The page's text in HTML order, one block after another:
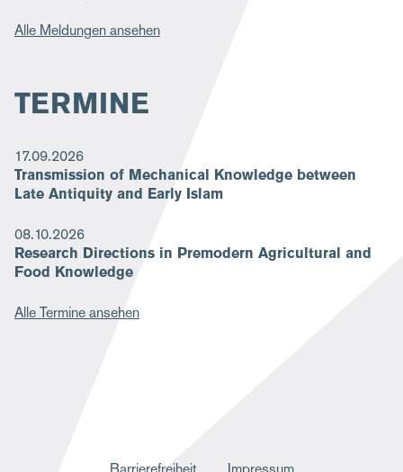
Alle Meldungen ansehen
TERMINE
17.09.2026
Transmission of Mechanical Knowledge between
Late Antiquity and Early Islam
08.10.2026
Research Directions in Premodern Agricultural and
Food Knowledge
Alle Termine ansehen